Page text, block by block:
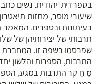
בספרדית־יהודית. נשים
שיעורי מוסר, מחזות תיאטרון
בעיתונות ובספרים. המאמר
תרבותי של יצירותיהן של
שפרסמו בשפה זו. המחברת
התרבות, הספרות והלשון
מֵ חֵ קר התרבות במגע,